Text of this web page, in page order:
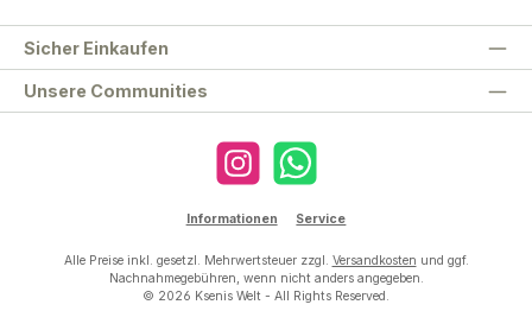
Unsere Communities
Sicher Einkaufen
Instagram WhatsApp
Informationen Service
Alle Preise inkl. gesetzl. Mehrwertsteuer zzgl. Versandkosten und ggf.
Nachnahmegebühren, wenn nicht anders angegeben.
© 2026 Ksenis Welt - All Rights Reserved.